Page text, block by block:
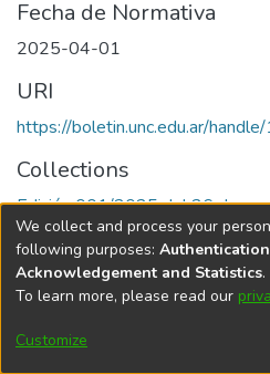
Fecha de Normativa
2025-04-01
URI
https://boletin.unc.edu.ar/
Collections
Edición 001/2025 del 26 de
Universidad
We collect and process your
following purposes:
Acknowledgement and Statistics.
To learn more, please read our
Customize